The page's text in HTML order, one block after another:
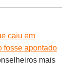
caiu em
fosse apontado
mais